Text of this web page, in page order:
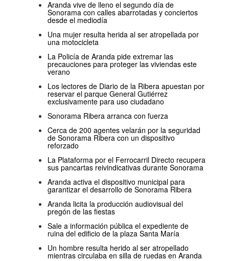
Aranda vive de lleno el segundo día de
Sonorama con calles abarrotadas y conciertos
desde el mediodía
Una mujer resulta herida al ser atropellada por
una motocicleta
La Policía de Aranda pide extremar las
precauciones para proteger las viviendas este
verano
Los lectores de Diario de la Ribera apuestan por
reservar el parque General Gutiérrez
exclusivamente para uso ciudadano
Sonorama Ribera arranca con fuerza
Cerca de 200 agentes velarán por la seguridad
de Sonorama Ribera con un dispositivo
reforzado
La Plataforma por el Ferrocarril Directo recupera
sus pancartas reivindicativas durante Sonorama
Aranda activa el dispositivo municipal para
garantizar el desarrollo de Sonorama Ribera
Aranda licita la producción audiovisual del
pregón de las fiestas
Sale a información pública el expediente de
ruina del edificio de la plaza Santa María
Un hombre resulta herido al ser atropellado
mientras circulaba en silla de ruedas en Aranda